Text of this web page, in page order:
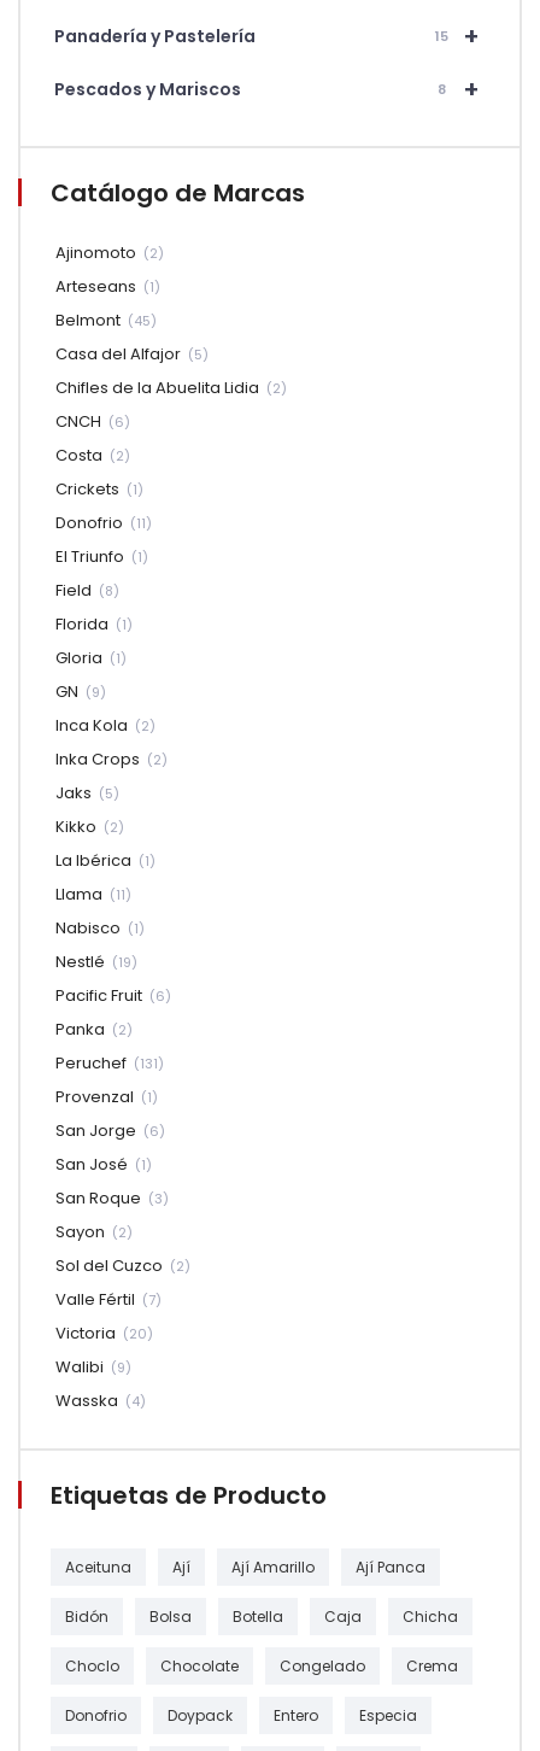
+
Panadería y Pastelería 15
+
Pescados y Mariscos 8
Catálogo de Marcas
Ajinomoto (2)
Arteseans (1)
Belmont (45)
Casa del Alfajor (5)
Chifles de la Abuelita Lidia (2)
CNCH (6)
Costa (2)
Crickets (1)
Donofrio (11)
El Triunfo (1)
Field (8)
Florida (1)
Gloria (1)
GN (9)
Inca Kola (2)
Inka Crops (2)
Jaks (5)
Kikko (2)
La Ibérica (1)
Llama (11)
Nabisco (1)
Nestlé (19)
Pacific Fruit (6)
Panka (2)
Peruchef (131)
Provenzal (1)
San Jorge (6)
San José (1)
San Roque (3)
Sayon (2)
Sol del Cuzco (2)
Valle Fértil (7)
Victoria (20)
Walibi (9)
Wasska (4)
Etiquetas de Producto
Aceituna Ají Ají Amarillo Ají Panca
Bidón Bolsa Botella Caja Chicha
Choclo Chocolate Congelado Crema
Donofrio Doypack Entero Especia